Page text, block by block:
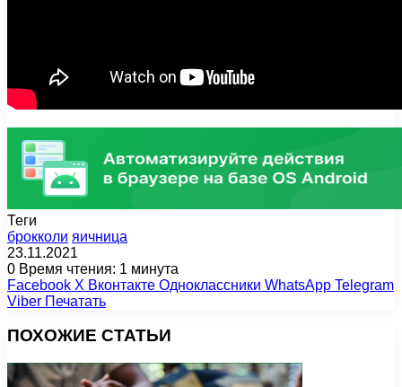
Теги
брокколи яичница
23.11.2021
0 Время чтения: 1 минута
Facebook X Вконтакте Одноклассники WhatsApp Telegram
Viber Печатать
ПОХОЖИЕ СТАТЬИ